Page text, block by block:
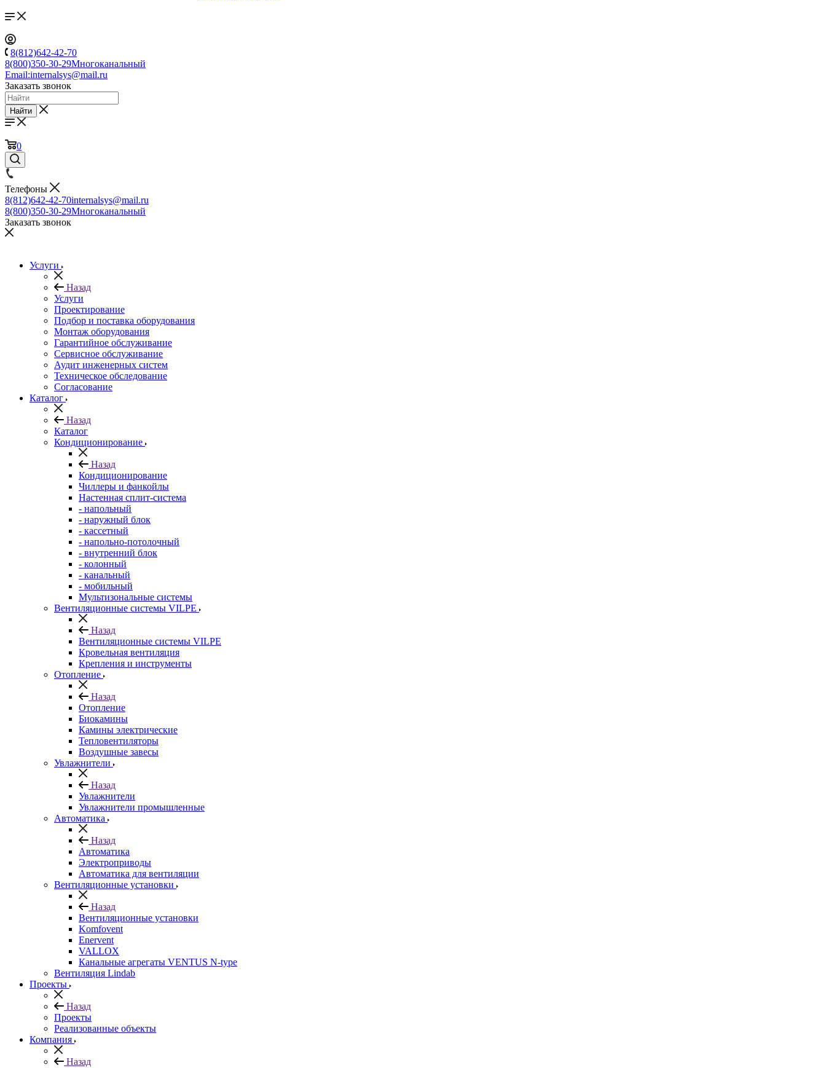
8(812)642-42-70
8(800)350-30-29Многоканальный
Email:internalsys@mail.ru
Заказать звонок
Найти
0
Телефоны
8(812)642-42-70internalsys@mail.ru
8(800)350-30-29Многоканальный
Заказать звонок
Услуги
Назад
Услуги
Проектирование
Подбор и поставка оборудования
Монтаж оборудования
Гарантийное обслуживание
Сервисное обслуживание
Аудит инженерных систем
Техническое обследование
Согласование
Каталог
Назад
Каталог
Кондиционирование
Назад
Кондиционирование
Чиллеры и фанкойлы
Настенная сплит-система
- напольный
- наружный блок
- кассетный
- напольно-потолочный
- внутренний блок
- колонный
- канальный
- мобильный
Мультизональные системы
Вентиляционные системы VILPE
Назад
Вентиляционные системы VILPE
Кровельная вентиляция
Крепления и инструменты
Отопление
Назад
Отопление
Биокамины
Камины электрические
Тепловентиляторы
Воздушные завесы
Увлажнители
Назад
Увлажнители
Увлажнители промышленные
Автоматика
Назад
Автоматика
Электроприводы
Автоматика для вентиляции
Вентиляционные установки
Назад
Вентиляционные установки
Komfovent
Enervent
VALLOX
Канальные агрегаты VENTUS N-type
Вентиляция Lindab
Проекты
Назад
Проекты
Реализованные объекты
Компания
Назад